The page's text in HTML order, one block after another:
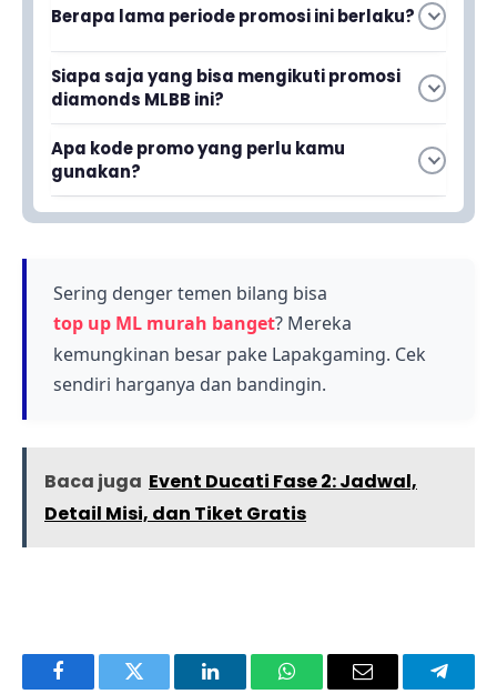
Berapa lama periode promosi ini berlaku?
Promosi MLBB x NeoBeast Phase 2 berlaku dari
tanggal 25 hingga 28 April. Kamu harus segera
periode berakhir dan penawaran kehabisan
stok.
Siapa saja yang bisa mengikuti promosi
diamonds MLBB ini?
Promosi ini terbuka untuk semua pengguna,
baik pengguna baru maupun pengguna setia
MLBB. Setiap kategori pengguna memiliki
penawaran khusus dengan harga spesial di
Apa kode promo yang perlu kamu
gunakan?
Kode promo untuk pengguna baru adalah
sangat terjangkau hanya dengan Rp 1.654.
Pastikan kamu memasukkan kode ini saat
melakukan transaksi.
Sering denger temen bilang bisa
top up ML murah banget? Mereka
kemungkinan besar pake Lapakgaming. Cek
sendiri harganya dan bandingin.
Baca juga Event Ducati Fase 2: Jadwal,
Detail Misi, dan Tiket Gratis
FacebookTwitter LinkedInWhatsAppEmail